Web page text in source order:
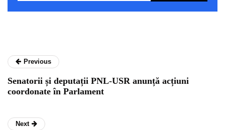
Previous
Senatorii și deputații PNL-USR anunță acțiuni
coordonate în Parlament
Next